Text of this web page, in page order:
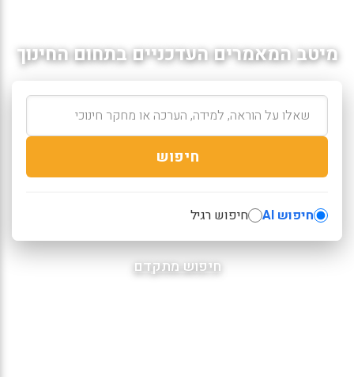
מיטב המאמרים העדכניים בתחום החינוך
חיפוש
חיפוש AI חיפוש רגיל
חיפוש מתקדם